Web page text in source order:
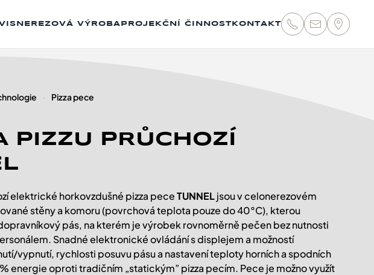
NEREZOVÁ VÝROBA PROJEKČNÍ ČINNOST KONTAKT
Pizza pece
PIZZU PRŮCHOZÍ
elektrické horkovzdušné pizza peceTUNNELjsou v celonerezovém
stěny a komoru (povrchová teplota pouze do 40°C), kterou
pás, na kterém je výrobek rovnoměrně pečen bez nutnosti
Snadné elektronické ovládání s displejem a možností
vypnutí, rychlosti posuvu pásu a nastavení teploty horních a spodních
energie oproti tradičním „statickým” pizza pecím. Pece je možno využít